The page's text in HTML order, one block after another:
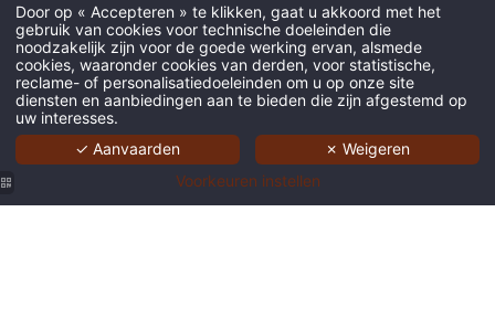
JURIDISCHE KENNISGEVINGEN .GSC.PRIVACY POLICY.COOKIES.HAPI POWERED
BYMMCREATION.
Door op « Accepteren » te klikken, gaat u akkoord met het
gebruik van cookies voor technische doeleinden die
noodzakelijk zijn voor de goede werking ervan, alsmede
cookies, waaronder cookies van derden, voor statistische,
reclame- of personalisatiedoeleinden om u op onze site
diensten en aanbiedingen aan te bieden die zijn afgestemd op
uw interesses.
✓ Aanvaarden
✗ Weigeren
Voorkeuren instellen